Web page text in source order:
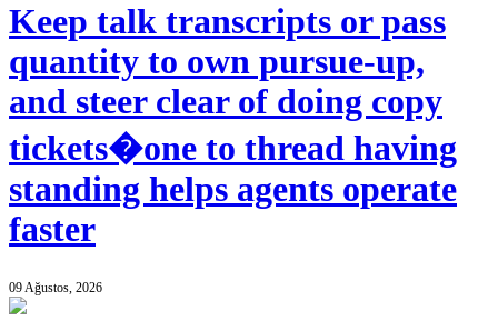
Keep talk transcripts or pass
quantity to own pursue-up,
and steer clear of doing copy
tickets�one to thread having
standing helps agents operate
faster
09 Ağustos, 2026